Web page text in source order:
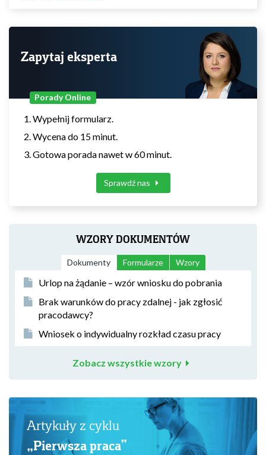
Zapytaj eksperta
Porady Online
Wypełnij formularz.
Wycena do 15 minut.
Gotowa porada nawet w 60 minut.
Sprawdź nas
WZORY DOKUMENTÓW
Dokumenty Formularze Wzory
Urlop na żądanie – wzór wniosku do pobrania
Brak warunków do pracy zdalnej - jak zgłosić
pracodawcy?
Wniosek o indywidualny rozkład czasu pracy
Zobacz wszystkie wzory
Artykuły z cyklu
„Pierwsza praca”